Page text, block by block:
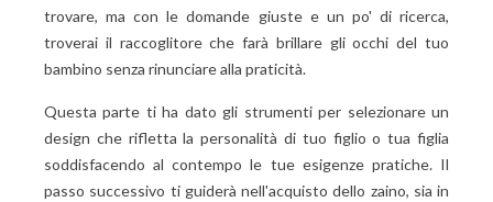
trovare, ma con le domande giuste e un po' di ricerca,
troverai il raccoglitore che farà brillare gli occhi del tuo
bambino senza rinunciare alla praticità.
Questa parte ti ha dato gli strumenti per selezionare un
design che rifletta la personalità di tuo figlio o tua figlia
soddisfacendo al contempo le tue esigenze pratiche. Il
passo successivo ti guiderà nell'acquisto dello zaino, sia in